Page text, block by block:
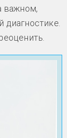
важном,